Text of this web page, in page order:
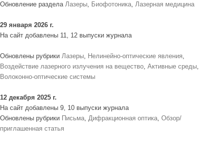
Обновление раздела Лазеры, Биофотоника, Лазерная медицина
29 января 2026 г.
На сайт добавлены 11, 12 выпуски журнала
Обновлены рубрики Лазеры, Нелинейно-оптические явления,
Воздействие лазерного излучения на вещество, Активные среды,
Волоконно-оптические системы
12 декабря 2025 г.
На сайт добавлены 9, 10 выпуски журнала
Обновлены рубрики Письма, Дифракционная оптика, Обзор/
приглашенная статья